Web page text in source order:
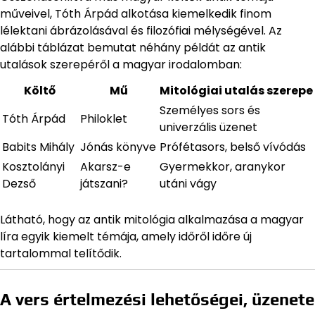
műveivel, Tóth Árpád alkotása kiemelkedik finom
lélektani ábrázolásával és filozófiai mélységével. Az
alábbi táblázat bemutat néhány példát az antik
utalások szerepéről a magyar irodalomban:
Költő
Mű
Mitológiai utalás szerepe
Tóth Árpád
Philoklet
Személyes sors és
univerzális üzenet
Babits Mihály Jónás könyve Prófétasors, belső vívódás
Kosztolányi
Dezső
Akarsz-e
játszani?
Gyermekkor, aranykor
utáni vágy
Látható, hogy az antik mitológia alkalmazása a magyar
líra egyik kiemelt témája, amely időről időre új
tartalommal telítődik.
A vers értelmezési lehetőségei, üzenete